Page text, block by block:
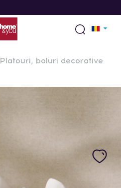
Platouri, boluri decorative